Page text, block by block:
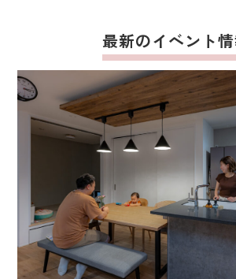
最新のイベント